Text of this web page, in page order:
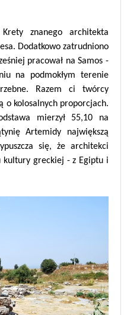
znanego architekta
Dodatkowo zatrudniono
pracował na Samos -
na podmokłym terenie
Razem ci twórcy
o kolosalnych proporcjach.
mierzył 55,10 na
Artemidy największą
się, że architekci
kultury greckiej - z Egiptu i